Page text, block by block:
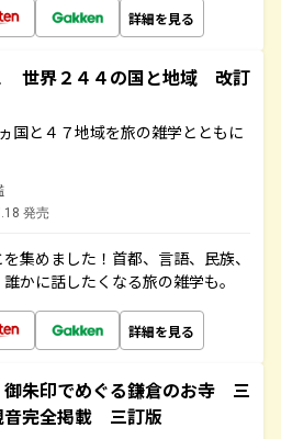
詳細を見る
世界２４４の国と地域 改訂
国と４７地域を旅の雑学とともに
発売
集めました！首都、言語、民族、
かに話したくなる旅の雑学も。
詳細を見る
朱印でめぐる鎌倉のお寺 三
音完全掲載 三訂版